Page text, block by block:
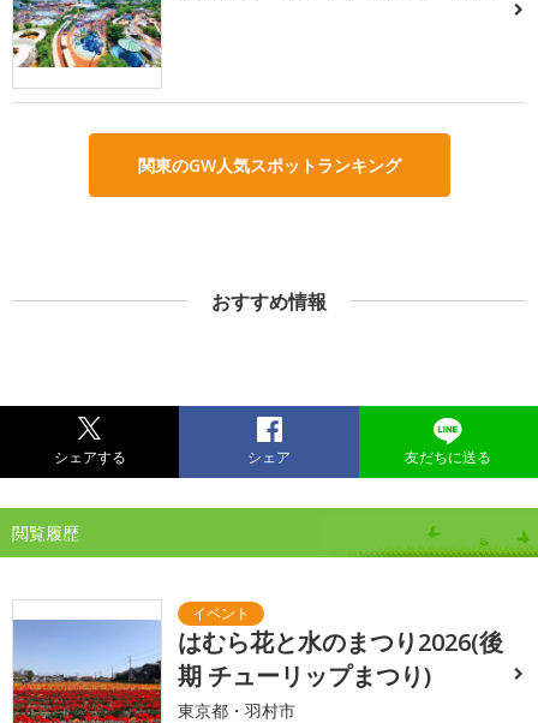
関東のGW人気スポットランキング
おすすめ情報
シェアする シェア 友だちに送る
閲覧履歴
はむら花と水のまつり2026(後
期 チューリップまつり)
東京都・羽村市